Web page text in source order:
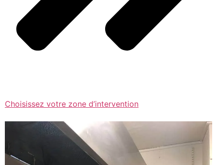
Choisissez votre zone d’intervention